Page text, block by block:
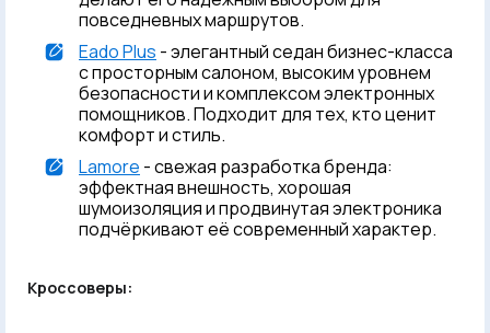
повседневных маршрутов.
Eado Plus - элегантный седан бизнес-класса
с просторным салоном, высоким уровнем
безопасности и комплексом электронных
помощников. Подходит для тех, кто ценит
комфорт и стиль.
Lamore - свежая разработка бренда:
эффектная внешность, хорошая
шумоизоляция и продвинутая электроника
подчёркивают её современный характер.
Кроссоверы: